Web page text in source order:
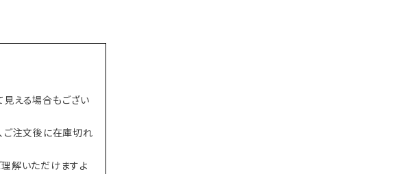
える場合もござい
ご注文後に在庫切れ
解いただけますよ